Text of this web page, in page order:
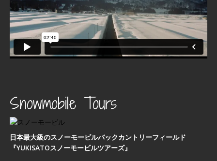
Snowmobile Tours
日本最⼤級のスノーモービルバックカントリーフィールド
『YUKISATOスノーモービルツアーズ』